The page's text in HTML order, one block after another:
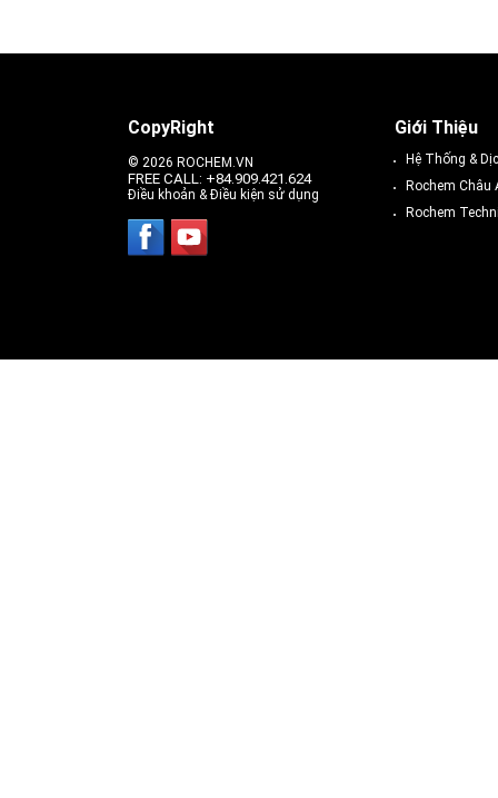
CopyRight
© 2026 ROCHEM.VN
FREE CALL: +84.909.421.624
Điều khoản & Điều kiện sử dụng
Giới Thiệu
Hệ Thống &
Rochem Châu
Rochem